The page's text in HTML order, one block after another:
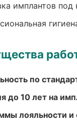
имплантов под
по
до 10 лет на
лояльности